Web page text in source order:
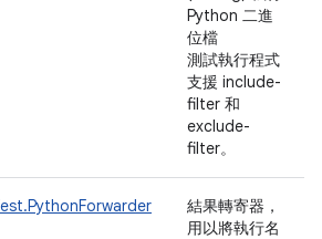
Python 二進
位檔
測試執行程式
支援 include-
filter 和
exclude-
filter。
結果轉寄器，
用以將執行名